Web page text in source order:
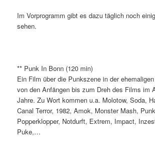
Im Vorprogramm gibt es dazu täglich noch
sehen.
** Punk In Bonn (120 min)
Ein Film über die Punkszene in der
von den Anfängen bis zum Dreh des Films im
Jahre. Zu Wort kommen u.a. Molotow, Soda,
Canal Terror, 1982, Amok, Monster Mash,
Popperklopper, Notdurft, Extrem, Impact,
Puke,…